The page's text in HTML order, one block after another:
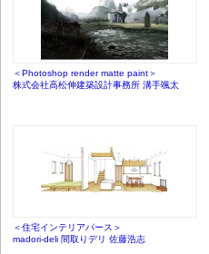
＜Photoshop render matte paint＞
株式会社高松伸建築設計事務所 溝手颯太
＜住宅インテリアパース＞
madori-deli 間取りデリ 佐藤浩志